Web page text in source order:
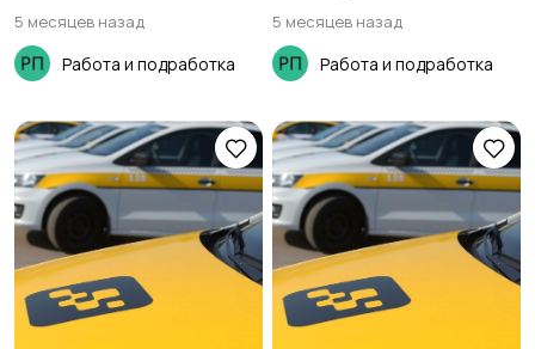
5 месяцев назад
Работа и подработка
5 месяцев назад
Работа и подработка